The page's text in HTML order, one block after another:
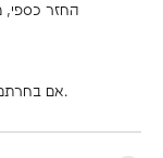
החזר כספי,
אם בחרתם בדואר שליחים, עלות המשלוח תנוכה מסך הזיכוי.